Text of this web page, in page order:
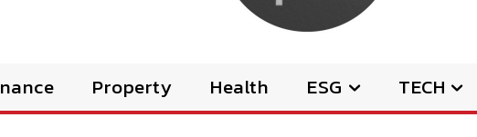
Property Health ESG TECH